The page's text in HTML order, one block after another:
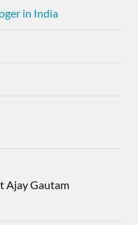
in India
Ajay Gautam